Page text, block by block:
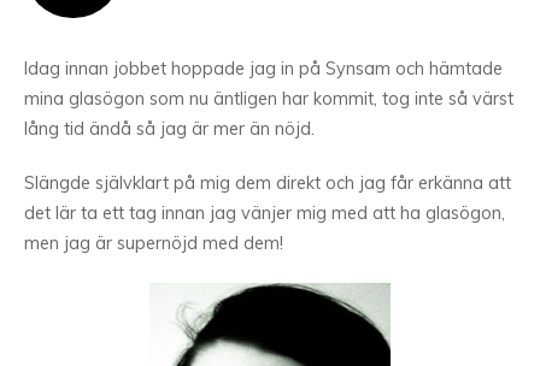
Idag innan jobbet hoppade jag in på Synsam och hämtade
mina glasögon som nu äntligen har kommit, tog inte så värst
lång tid ändå så jag är mer än nöjd.
Slängde självklart på mig dem direkt och jag får erkänna att
det lär ta ett tag innan jag vänjer mig med att ha glasögon,
men jag är supernöjd med dem!